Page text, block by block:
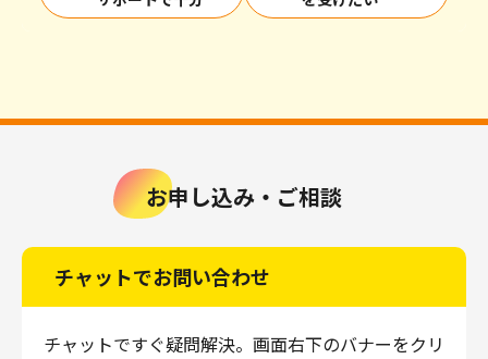
お申し込み・ご相談
チャットでお問い合わせ
チャットですぐ疑問解決。画面右下のバナーをクリ